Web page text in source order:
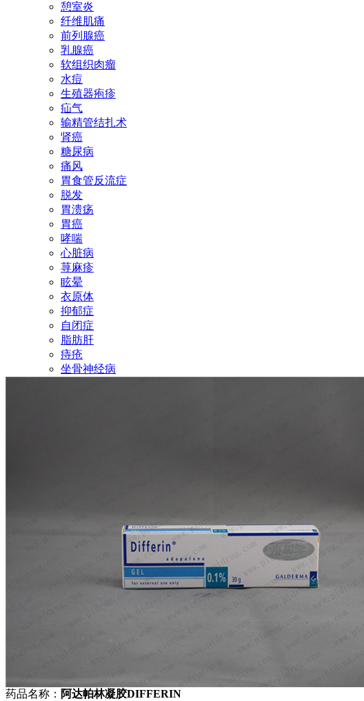
憩室炎
纤维肌痛
前列腺癌
乳腺癌
软组织肉瘤
水痘
生殖器疱疹
疝气
输精管结扎术
肾癌
糖尿病
痛风
胃食管反流症
脱发
胃溃疡
胃癌
哮喘
心脏病
荨麻疹
眩晕
衣原体
抑郁症
自闭症
脂肪肝
痔疮
坐骨神经病
药品名称： 阿达帕林凝胶DIFFERIN